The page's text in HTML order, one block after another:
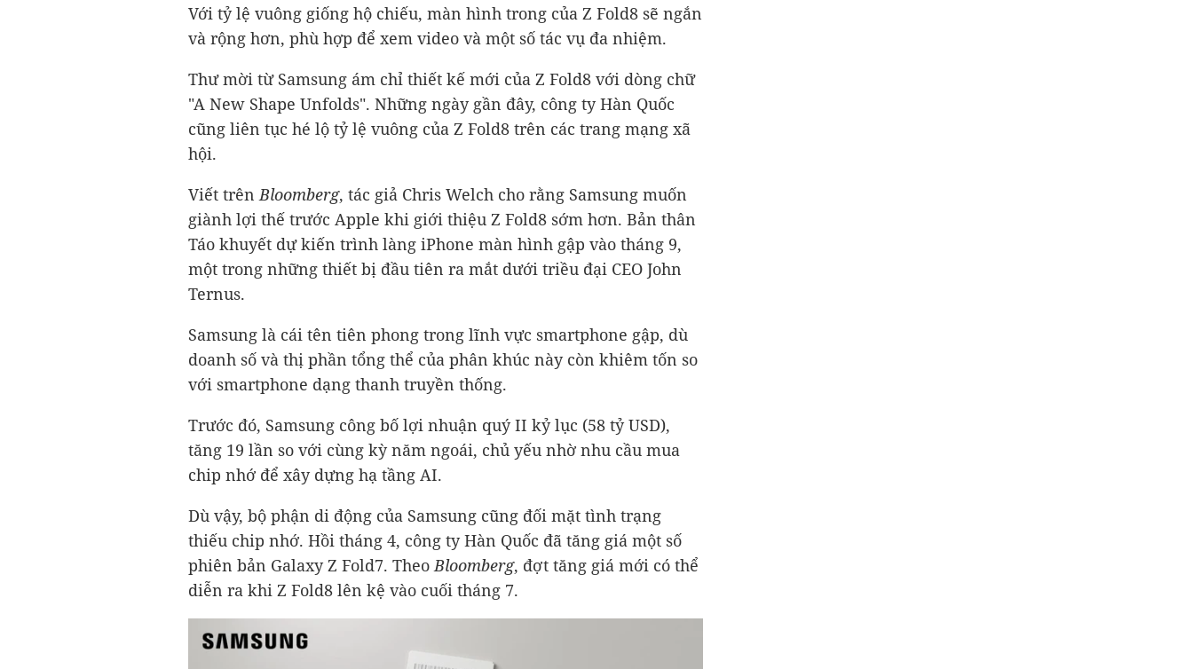
Với tỷ lệ vuông giống hộ chiếu, màn hình trong của Z Fold8 sẽ ngắn
và rộng hơn, phù hợp để xem video và một số tác vụ đa nhiệm.
Thư mời từ Samsung ám chỉ thiết kế mới của Z Fold8 với dòng chữ
"A New Shape Unfolds". Những ngày gần đây, công ty Hàn Quốc
cũng liên tục hé lộ tỷ lệ vuông của Z Fold8 trên các trang mạng xã
hội.
Viết trênBloomberg, tác giả Chris Welch cho rằng Samsung muốn
giành lợi thế trước Apple khi giới thiệu Z Fold8 sớm hơn. Bản thân
Táo khuyết dự kiến trình làng iPhone màn hình gập vào tháng 9,
một trong những thiết bị đầu tiên ra mắt dưới triều đại CEO John
Ternus.
Samsung là cái tên tiên phong trong lĩnh vực smartphone gập, dù
doanh số và thị phần tổng thể của phân khúc này còn khiêm tốn so
với smartphone dạng thanh truyền thống.
Trước đó, Samsung công bố lợi nhuận quý II kỷ lục (58 tỷ USD),
tăng 19 lần so với cùng kỳ năm ngoái, chủ yếu nhờ nhu cầu mua
chip nhớ để xây dựng hạ tầng AI.
Dù vậy, bộ phận di động của Samsung cũng đối mặt tình trạng
thiếu chip nhớ. Hồi tháng 4, công ty Hàn Quốc đã tăng giá một số
phiên bản Galaxy Z Fold7. TheoBloomberg, đợt tăng giá mới có thể
diễn ra khi Z Fold8 lên kệ vào cuối tháng 7.